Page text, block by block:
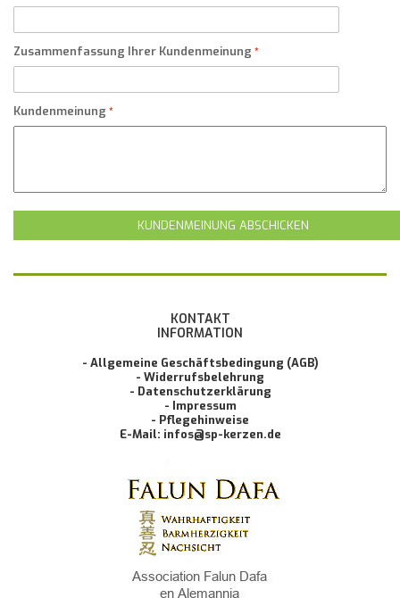
Zusammenfassung Ihrer Kundenmeinung
Kundenmeinung
KUNDENMEINUNG ABSCHICKEN
KONTAKT
INFORMATION
- Allgemeine Geschäftsbedingung (AGB)
- Widerrufsbelehrung
- Datenschutzerklärung
- Impressum
- Pflegehinweise
E-Mail: infos@sp-kerzen.de